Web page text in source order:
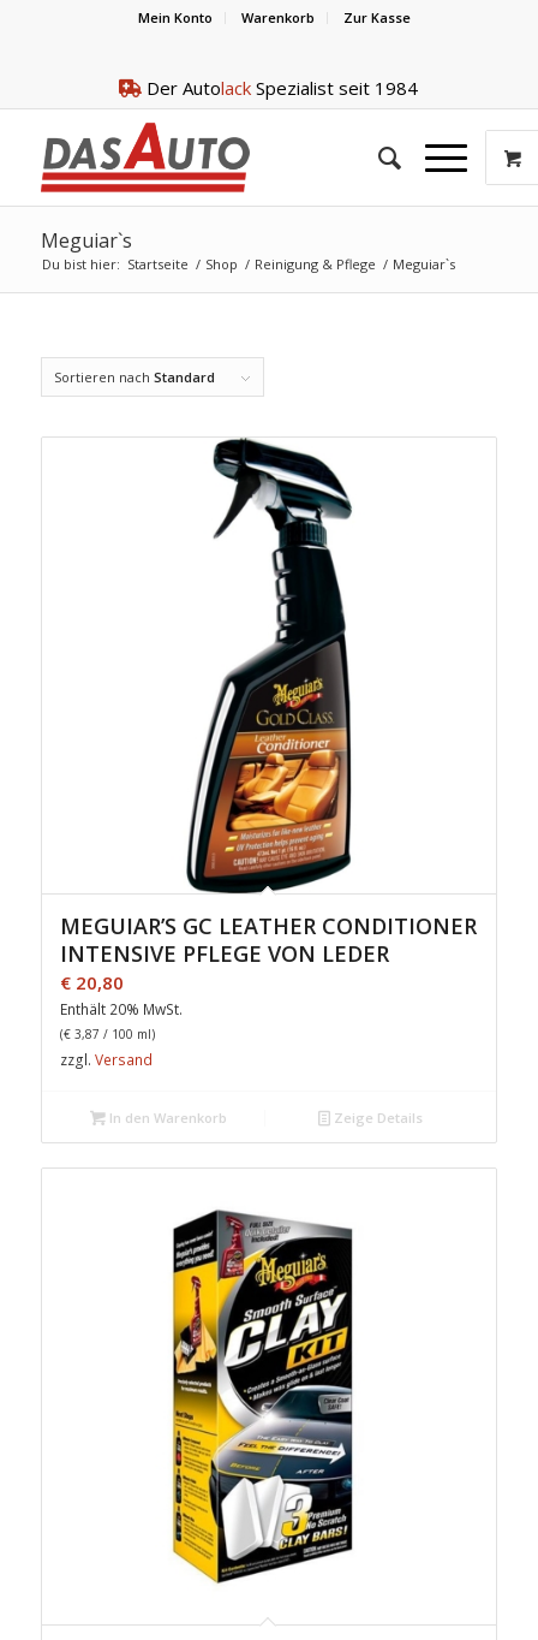
Mein Konto Warenkorb Zur Kasse
Der Autolack Spezialist seit 1984
Meguiar`s
Du bist hier: Startseite / Shop / Reinigung & Pflege / Meguiar`s
Sortieren nach Standard
MEGUIAR’S GC LEATHER CONDITIONER
INTENSIVE PFLEGE VON LEDER
€20,80
Enthält 20% MwSt.
(€3,87 / 100 ml)
zzgl. Versand
In den Warenkorb Zeige Details